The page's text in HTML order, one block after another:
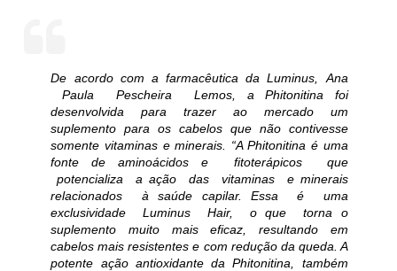
De acordo com a farmacêutica da Luminus, Ana
Paula Pescheira Lemos, a Phitonitina foi
desenvolvida para trazer ao mercado um
suplemento para os cabelos que não contivesse
somente vitaminas e minerais. “A Phitonitina é uma
fonte de aminoácidos e fitoterápicos que
potencializa a ação das vitaminas e minerais
relacionados à saúde capilar. Essa é uma
exclusividade Luminus Hair, o que torna o
suplemento muito mais eficaz, resultando em
cabelos mais resistentes e com redução da queda. A
potente ação antioxidante da Phitonitina, também